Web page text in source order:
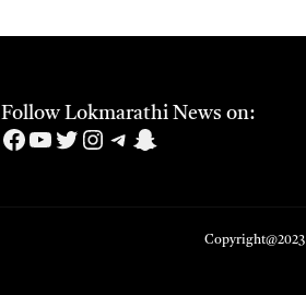
Follow Lokmarathi News on:
Facebook
YouTube
Twitter
Instagram
Telegram
Snapchat
Copyright@2023